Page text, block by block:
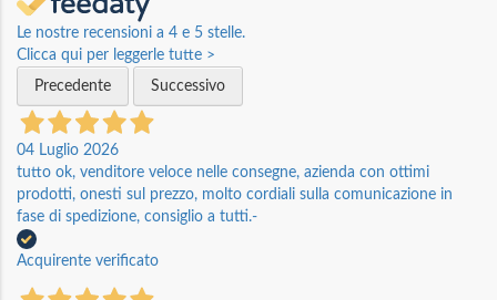
Le nostre recensioni a 4 e 5 stelle.
Clicca qui per leggerle tutte >
Precedente
Successivo
04 Luglio 2026
tutto ok, venditore veloce nelle consegne, azienda con ottimi
prodotti, onesti sul prezzo, molto cordiali sulla comunicazione in
fase di spedizione, consiglio a tutti.-
Acquirente verificato